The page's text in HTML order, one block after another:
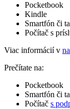
Pocketbook
Kindle
Smartfón či
Počítač s
Viac informácií v
Prečítate na:
Pocketbook
Smartfón či
Počítač s